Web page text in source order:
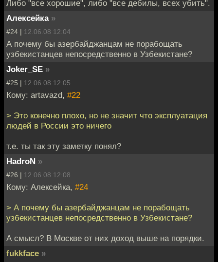
Либо "все хорошие", либо "все дебилы, всех убить".
Алексейка »
#24 | 12.06.08 12:04
А почему бы азербайджанцам не порабощать
узбекистанцев непосредственно в Узбекистане?
Joker_SE »
#25 | 12.06.08 12:05
Кому: artavazd, #22
> Это конечно плохо, но не значит что эксплуатация
людей в России это ничего
т.е. ты так эту заметку понял?
HadroN »
#26 | 12.06.08 12:08
Кому: Алексейка, #24
> А почему бы азербайджанцам не порабощать
узбекистанцев непосредственно в Узбекистане?
А смысл? В Москве от них доход выше на порядки.
fukkface »